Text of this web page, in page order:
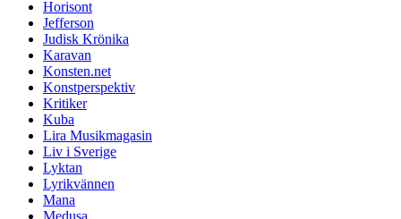
Horisont
Jefferson
Judisk Krönika
Karavan
Konsten.net
Konstperspektiv
Kritiker
Kuba
Lira Musikmagasin
Liv i Sverige
Lyktan
Lyrikvännen
Mana